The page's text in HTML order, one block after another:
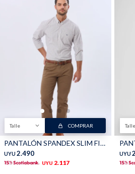
Talle COMPRAR
PANTALÓN SPANDEX SLIM FIT - Marron
UYU 2.490
UYU 2.117
Talle
UYU